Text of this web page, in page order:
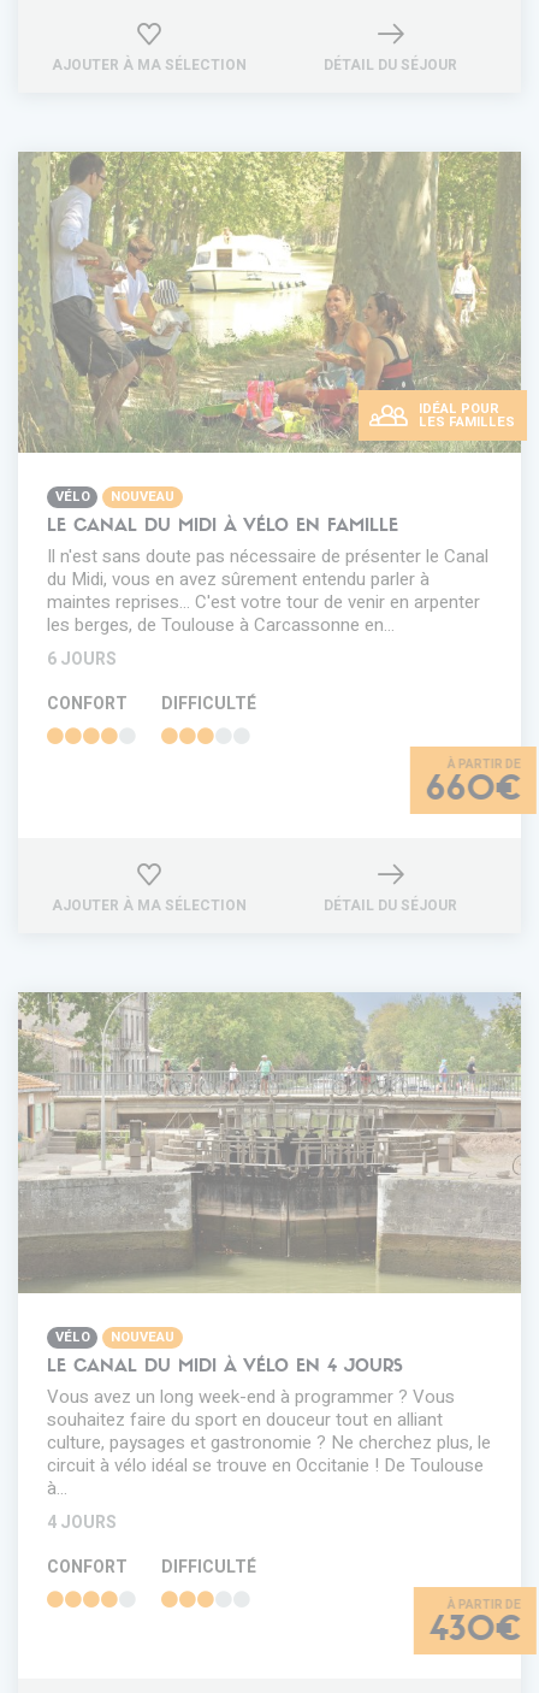
AJOUTER À MA SÉLECTION DÉTAIL DU SÉJOUR
IDÉAL POUR
LES FAMILLES
VÉLO NOUVEAU
LE CANAL DU MIDI À VÉLO EN FAMILLE
Il n'est sans doute pas nécessaire de présenter le Canal
du Midi, vous en avez sûrement entendu parler à
maintes reprises... C'est votre tour de venir en arpenter
les berges, de Toulouse à Carcassonne en…
6 JOURS
CONFORT
DIFFICULTÉ
660€
AJOUTER À MA SÉLECTION DÉTAIL DU SÉJOUR
VÉLO NOUVEAU
LE CANAL DU MIDI À VÉLO EN 4 JOURS
Vous avez un long week-end à programmer ? Vous
souhaitez faire du sport en douceur tout en alliant
culture, paysages et gastronomie ? Ne cherchez plus, le
circuit à vélo idéal se trouve en Occitanie ! De Toulouse
à…
4 JOURS
CONFORT
DIFFICULTÉ
430€